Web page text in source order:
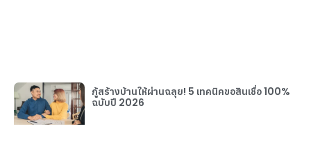
กู้สร้างบ้านให้ผ่านฉลุย! 5 เทคนิคขอสินเชื่อ 100%
ฉบับปี 2026